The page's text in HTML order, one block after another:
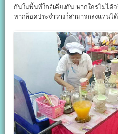
กันในพื้นที่ใกล้เคียงกัน หากใครไม่ได้
หากล็อคประจำวางก็สามารถลงแทนได้